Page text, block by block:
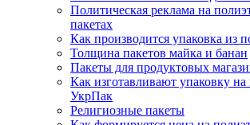
Политическая реклама на
пакетах
Как производится упаковка из
Толщина пакетов майка и банан
Пакеты для продуктовых
Как изготавливают упаковку на
УкрПак
Религиозные пакеты